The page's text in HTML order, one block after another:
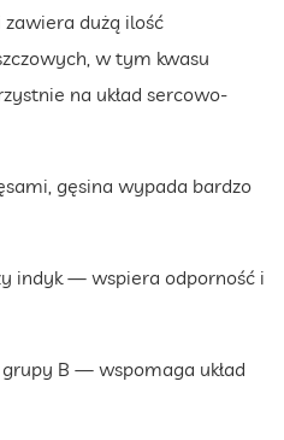
zawiera dużą ilość
w tym kwasu
na układ sercowo-
gęsina wypada bardzo
indyk — wspiera odporność i
B — wspomaga układ